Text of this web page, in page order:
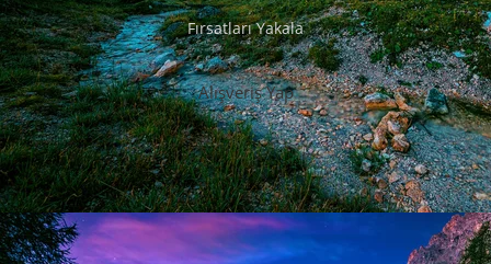
Fırsatları Yakala
Alışveriş Yap